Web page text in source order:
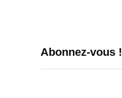
Abonnez-vous !